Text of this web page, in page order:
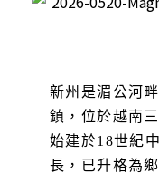
新州是湄公河
鎮，位於越南
始建於18世紀
長，已升格為